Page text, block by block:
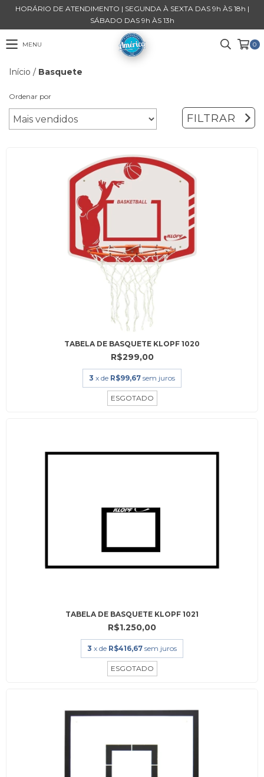
HORÁRIO DE ATENDIMENTO | SEGUNDA À SEXTA DAS 9h ÀS 18h |
SÁBADO DAS 9h ÀS 13h
MENU 0
Início / Basquete
Ordenar por
FILTRAR
TABELA DE BASQUETE KLOPF 1020
R$299,00
3 x de R$99,67 sem juros
ESGOTADO
TABELA DE BASQUETE KLOPF 1021
R$1.250,00
3 x de R$416,67 sem juros
ESGOTADO